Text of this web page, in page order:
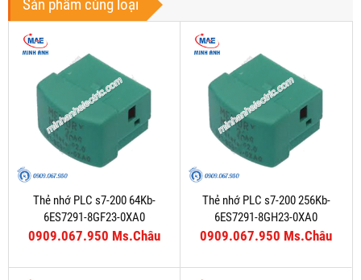
Sản phẩm cùng loại
Thẻ nhớ PLC s7-200 64Kb-
6ES7291-8GF23-0XA0
0909.067.950 Ms.Châu
Thẻ nhớ PLC s7-200 256Kb-
6ES7291-8GH23-0XA0
0909.067.950 Ms.Châu